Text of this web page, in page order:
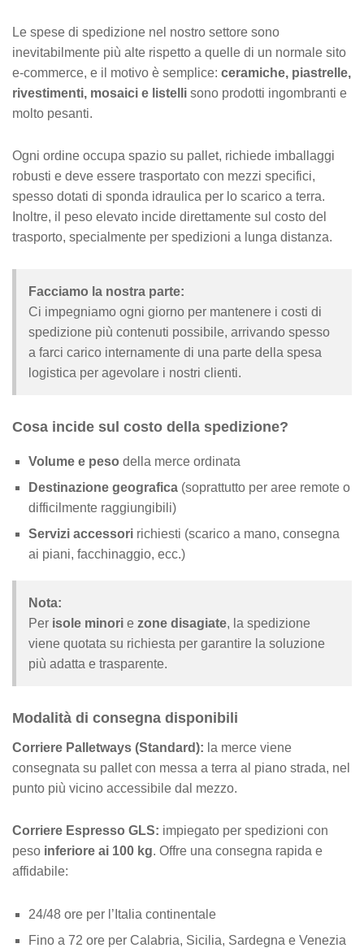
Le spese di spedizione nel nostro settore sono
inevitabilmente più alte rispetto a quelle di un normale sito
e-commerce, e il motivo è semplice: ceramiche, piastrelle,
rivestimenti, mosaici e listelli sono prodotti ingombranti e
molto pesanti.
Ogni ordine occupa spazio su pallet, richiede imballaggi
robusti e deve essere trasportato con mezzi specifici,
spesso dotati di sponda idraulica per lo scarico a terra.
Inoltre, il peso elevato incide direttamente sul costo del
trasporto, specialmente per spedizioni a lunga distanza.
Facciamo la nostra parte:
Ci impegniamo ogni giorno per mantenere i costi di
spedizione più contenuti possibile, arrivando spesso
a farci carico internamente di una parte della spesa
logistica per agevolare i nostri clienti.
Cosa incide sul costo della spedizione?
Volume e peso della merce ordinata
Destinazione geografica (soprattutto per aree remote o
difficilmente raggiungibili)
Servizi accessori richiesti (scarico a mano, consegna
ai piani, facchinaggio, ecc.)
Nota:
Per isole minori e zone disagiate, la spedizione
viene quotata su richiesta per garantire la soluzione
più adatta e trasparente.
Modalità di consegna disponibili
Corriere Palletways (Standard): la merce viene
consegnata su pallet con messa a terra al piano strada, nel
punto più vicino accessibile dal mezzo.
Corriere Espresso GLS: impiegato per spedizioni con
peso inferiore ai 100 kg. Offre una consegna rapida e
affidabile:
24/48 ore per l’Italia continentale
Fino a 72 ore per Calabria, Sicilia, Sardegna e Venezia